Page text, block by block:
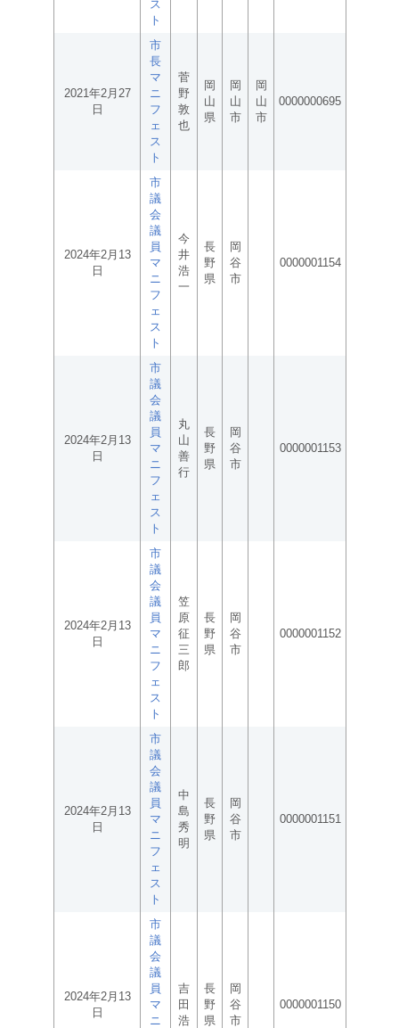
ス
ト
2021年2月27
日
市
長
マ
ニ
フ
ェ
ス
ト
菅
野
敦
也
岡
山
県
岡
山
市
岡
山
市
0000000695
2024年2月13
日
市
議
会
議
員
マ
ニ
フ
ェ
ス
ト
今
井
浩
一
長
野
県
岡
谷
市
0000001154
2024年2月13
日
市
議
会
議
員
マ
ニ
フ
ェ
ス
ト
丸
山
善
行
長
野
県
岡
谷
市
0000001153
2024年2月13
日
市
議
会
議
員
マ
ニ
フ
ェ
ス
ト
笠
原
征
三
郎
長
野
県
岡
谷
市
0000001152
2024年2月13
日
市
議
会
議
員
マ
ニ
フ
ェ
ス
ト
中
島
秀
明
長
野
県
岡
谷
市
0000001151
2024年2月13
日
市
議
会
議
員
マ
ニ
吉
田
浩
長
野
県
岡
谷
市
0000001150